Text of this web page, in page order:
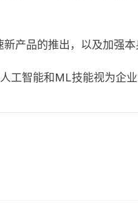
产品的推出，以及加强本
工智能和 ML技能视为企